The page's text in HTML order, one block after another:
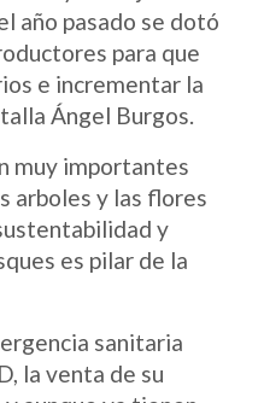
año pasado se dotó
para que
e incrementar la
Ángel Burgos.
muy importantes
arboles y las flores
y
es pilar de la
sanitaria
la venta de su